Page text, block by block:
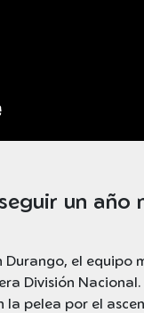
un año
el equipo
División Nacional.
pelea por el